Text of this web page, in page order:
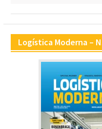
Logística Moderna –